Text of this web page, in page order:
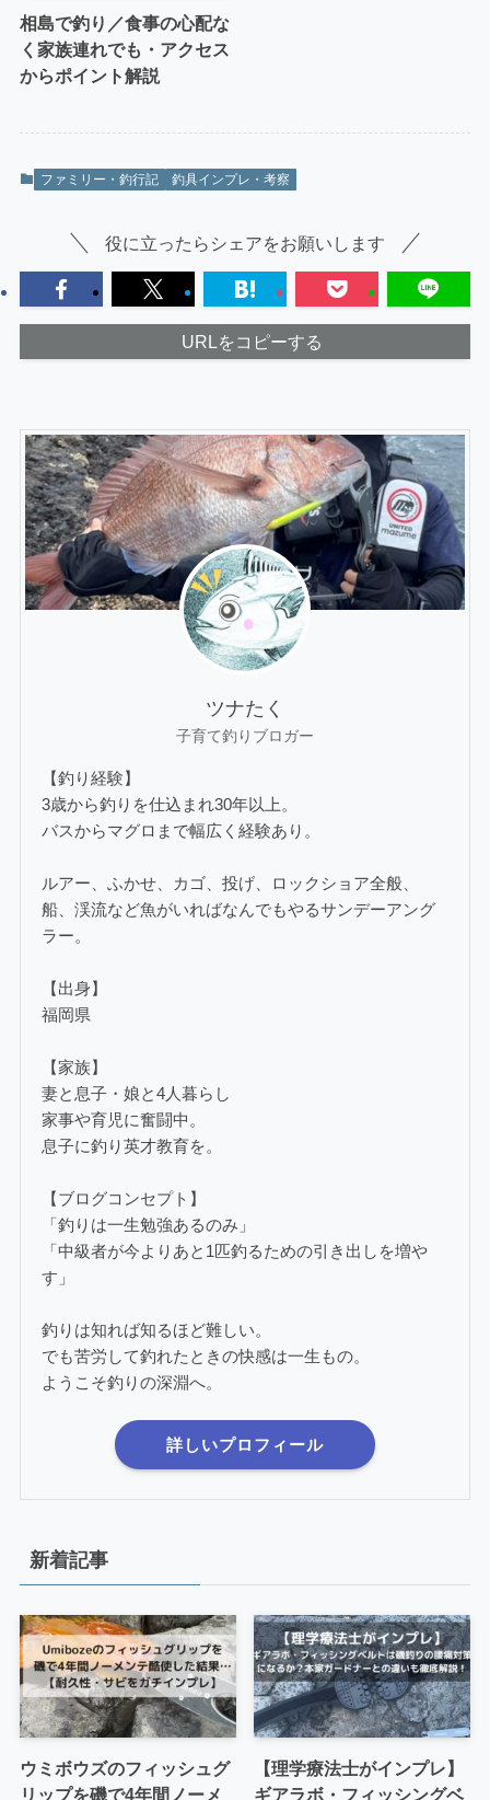
相島で釣り／食事の心配な
く家族連れでも・アクセス
からポイント解説
ファミリー・釣行記 釣具インプレ・考察
役に立ったらシェアをお願いします
URLをコピーする
ツナたく
子育て釣りブロガー
【釣り経験】
3歳から釣りを仕込まれ30年以上。
バスからマグロまで幅広く経験あり。
ルアー、ふかせ、カゴ、投げ、ロックショア全般、
船、渓流など魚がいればなんでもやるサンデーアング
ラー。
【出身】
福岡県
【家族】
妻と息子・娘と4人暮らし
家事や育児に奮闘中。
息子に釣り英才教育を。
【ブログコンセプト】
「釣りは一生勉強あるのみ」
「中級者が今よりあと1匹釣るための引き出しを増や
す」
釣りは知れば知るほど難しい。
でも苦労して釣れたときの快感は一生もの。
ようこそ釣りの深淵へ。
詳しいプロフィール
新着記事
ウミボウズのフィッシュグ
リップを磯で4年間ノーメ
【理学療法士がインプレ】
ギアラボ・フィッシングベ